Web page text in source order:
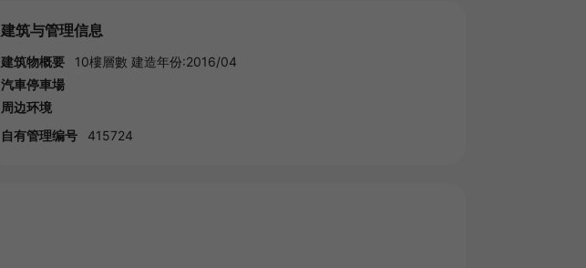
建筑与管理信息
建筑物概要
10樓層數 建造年份:2016/04
汽車停車場
周边环境
自有管理编号
415724